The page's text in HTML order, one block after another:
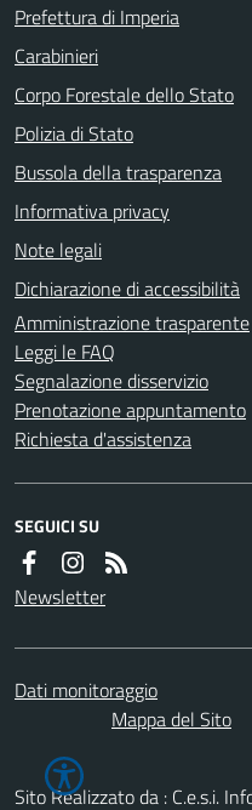
Prefettura di Imperia
Carabinieri
Corpo Forestale dello Stato
Polizia di Stato
Bussola della trasparenza
Informativa privacy
Note legali
Dichiarazione di accessibilità
Amministrazione trasparente
Leggi le FAQ
Segnalazione disservizio
Prenotazione appuntamento
Richiesta d'assistenza
SEGUICI SU
Newsletter
Dati monitoraggio
Mappa del Sito
Sito Realizzato da : C.e.s.i.